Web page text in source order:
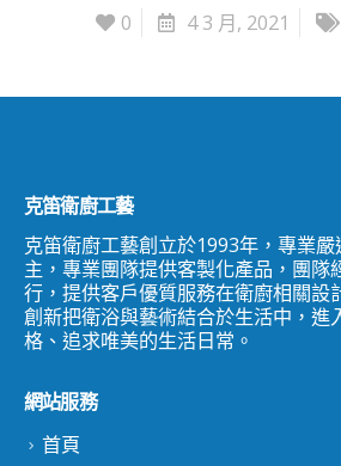
0 4 3 月, 2021
克笛衛廚工藝
克笛衛廚工藝創立於1993年，專業
主，專業團隊提供客製化產品，團隊
行，提供客戶優質服務在衛廚相關設
創新把衛浴與藝術結合於生活中，進
格、追求唯美的生活日常。
網站服務
首頁